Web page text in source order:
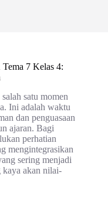
7 Kelas 4:
satu momen
Ini adalah waktu
dan penguasaan
ajaran. Bagi
perhatian
mengintegrasikan
sering menjadi
akan nilai-